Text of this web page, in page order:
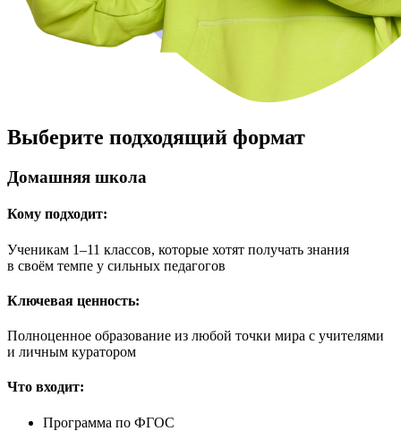
Выберите подходящий формат
Домашняя школа
Кому подходит:
Ученикам 1–11 классов, которые хотят получать знания
в своём темпе у сильных педагогов
Ключевая ценность:
Полноценное образование из любой точки мира с учителями
и личным куратором
Что входит:
Программа по ФГОС